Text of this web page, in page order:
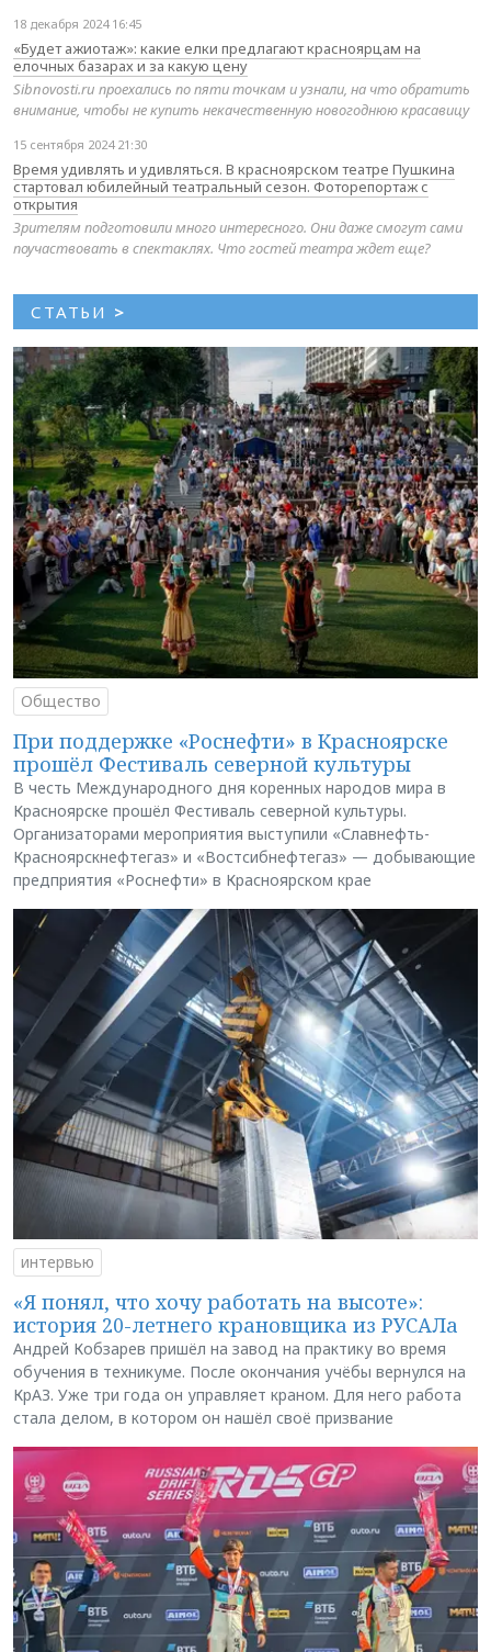
18 декабря 2024 16:45
«Будет ажиотаж»: какие елки предлагают красноярцам на
елочных базарах и за какую цену
Sibnovosti.ru проехались по пяти точкам и узнали, на что обратить
внимание, чтобы не купить некачественную новогоднюю красавицу
15 сентября 2024 21:30
Время удивлять и удивляться. В красноярском театре Пушкина
стартовал юбилейный театральный сезон. Фоторепортаж с
открытия
Зрителям подготовили много интересного. Они даже смогут сами
поучаствовать в спектаклях. Что гостей театра ждет еще?
СТАТЬИ >
Общество
При поддержке «Роснефти» в Красноярске
прошёл Фестиваль северной культуры
В честь Международного дня коренных народов мира в
Красноярске прошёл Фестиваль северной культуры.
Организаторами мероприятия выступили «Славнефть-
Красноярскнефтегаз» и «Востсибнефтегаз» — добывающие
предприятия «Роснефти» в Красноярском крае
интервью
«Я понял, что хочу работать на высоте»:
история 20-летнего крановщика из РУСАЛа
Андрей Кобзарев пришёл на завод на практику во время
обучения в техникуме. После окончания учёбы вернулся на
КрАЗ. Уже три года он управляет краном. Для него работа
стала делом, в котором он нашёл своё призвание